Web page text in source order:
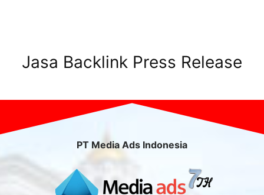
Jasa Backlink Press Release
PT Media Ads Indonesia